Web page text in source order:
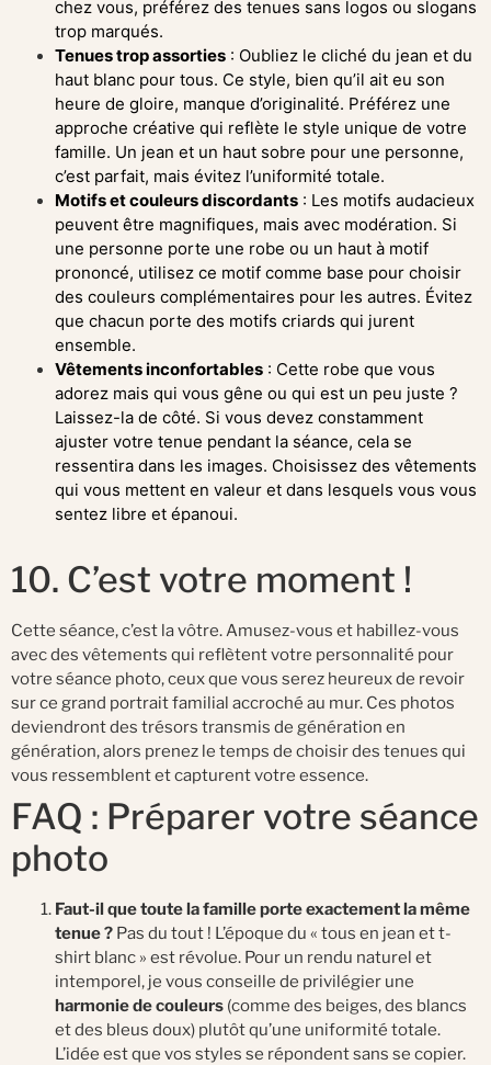
chez vous, préférez des tenues sans logos ou slogans
trop marqués.
Tenues trop assorties : Oubliez le cliché du jean et du
haut blanc pour tous. Ce style, bien qu’il ait eu son
heure de gloire, manque d’originalité. Préférez une
approche créative qui reflète le style unique de votre
famille. Un jean et un haut sobre pour une personne,
c’est parfait, mais évitez l’uniformité totale.
Motifs et couleurs discordants : Les motifs audacieux
peuvent être magnifiques, mais avec modération. Si
une personne porte une robe ou un haut à motif
prononcé, utilisez ce motif comme base pour choisir
des couleurs complémentaires pour les autres. Évitez
que chacun porte des motifs criards qui jurent
ensemble.
Vêtements inconfortables : Cette robe que vous
adorez mais qui vous gêne ou qui est un peu juste ?
Laissez-la de côté. Si vous devez constamment
ajuster votre tenue pendant la séance, cela se
ressentira dans les images. Choisissez des vêtements
qui vous mettent en valeur et dans lesquels vous vous
sentez libre et épanoui.
10. C’est votre moment !
Cette séance, c’est la vôtre. Amusez-vous et habillez-vous
avec des vêtements qui reflètent votre personnalité pour
votre séance photo, ceux que vous serez heureux de revoir
sur ce grand portrait familial accroché au mur. Ces photos
deviendront des trésors transmis de génération en
génération, alors prenez le temps de choisir des tenues qui
vous ressemblent et capturent votre essence.
FAQ : Préparer votre séance
photo
Faut-il que toute la famille porte exactement la même
tenue ? Pas du tout ! L’époque du « tous en jean et t-
shirt blanc » est révolue. Pour un rendu naturel et
intemporel, je vous conseille de privilégier une
harmonie de couleurs (comme des beiges, des blancs
et des bleus doux) plutôt qu’une uniformité totale.
L’idée est que vos styles se répondent sans se copier.